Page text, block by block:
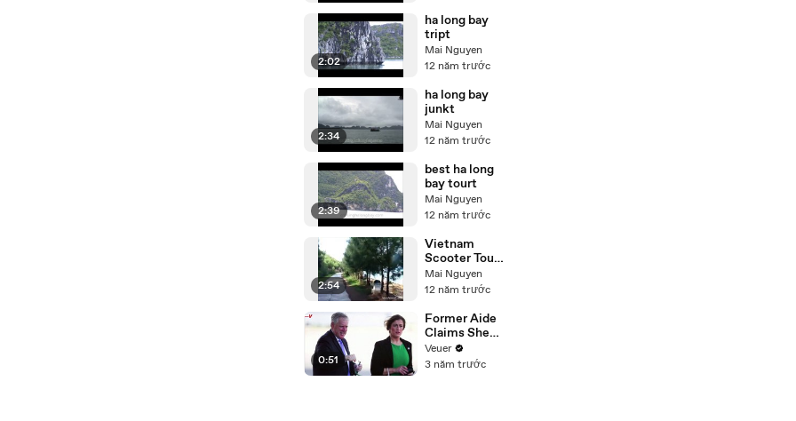
2:02
ha long bay
tript
Mai Nguyen
12 năm trước
2:34
ha long bay
junkt
Mai Nguyen
12 năm trước
2:39
best ha long
bay tourt
Mai Nguyen
12 năm trước
2:54
Vietnam
Scooter Tour
to Quan Lan
island
Mai Nguyen
12 năm trước
0:51
Former Aide
Claims She
Was Asked to
Make a ‘Hit
Veuer
3 năm trước